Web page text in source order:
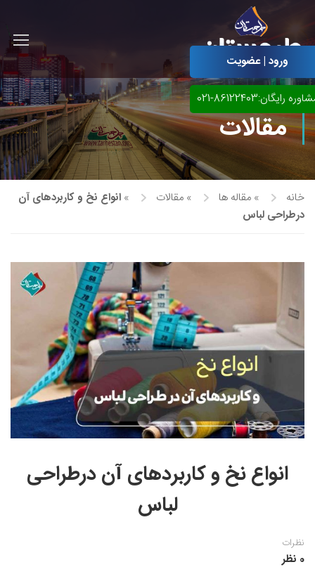
آموزش مجازی طراحی لباس
آموزش مجازی طراحی داخلی
نقاشی رنگ روغن
نقاشی آبرنگ
نقاشی کودک و نوجوان
طراحی سیاه قلم
نقاشی مینیاتور(نگارگری)
نقاشی تذهیب و گل و مرغ
خوشنویسی نستعلیق
خوشنویسی با خودکار
خط نقاشی
ورود | عضویت
رایگان:86122403-021
مقالات
خانه » مقاله ها » مقالات » انواع نخ و کاربردهای آن
درطراحی لباس
انواع نخ و کاربردهای آن درطراحی
لباس
نظرات
0 نظر